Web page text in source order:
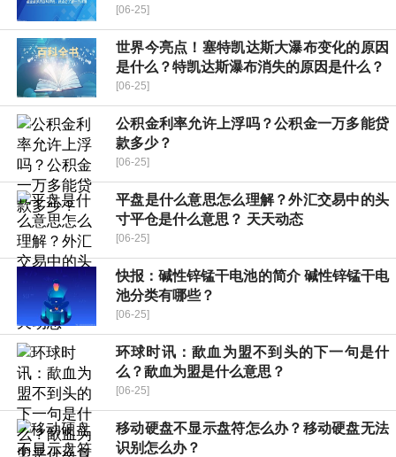
[06-25]
世界今亮点！塞特凯达斯大瀑布变化的原因
是什么？特凯达斯瀑布消失的原因是什么？
[06-25]
公积金利率允许上浮吗？公积金一万多能贷
款多少？
[06-25]
平盘是什么意思怎么理解？外汇交易中的头
寸平仓是什么意思？ 天天动态
[06-25]
快报：碱性锌锰干电池的简介 碱性锌锰干电
池分类有哪些？
[06-25]
环球时讯：歃血为盟不到头的下一句是什
么？歃血为盟是什么意思？
[06-25]
移动硬盘不显示盘符怎么办？移动硬盘无法
识别怎么办？